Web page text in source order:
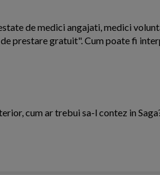
de medici angajati, medici
prestare gratuit". Cum poate fi
cum ar trebui sa-l contez in